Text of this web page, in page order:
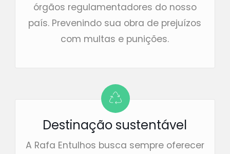
órgãos regulamentadores do nosso
país. Prevenindo sua obra de prejuízos
com multas e punições.
Destinação sustentável
A Rafa Entulhos busca sempre oferecer